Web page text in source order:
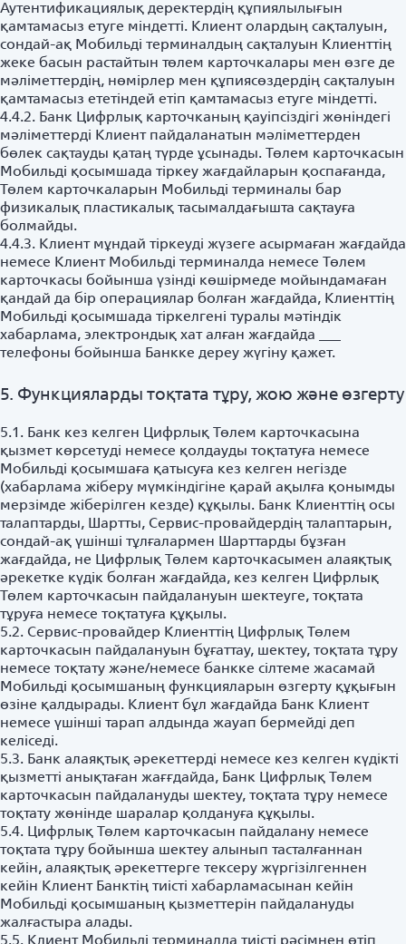
Аутентификациялық деректердің құпиялылығын
қамтамасыз етуге міндетті. Клиент олардың сақталуын,
сондай-ақ Мобильді терминалдың сақталуын Клиенттің
жеке басын растайтын төлем карточкалары мен өзге де
мәліметтердің, нөмірлер мен құпиясөздердің сақталуын
қамтамасыз ететіндей етіп қамтамасыз етуге міндетті.
4.4.2. Банк Цифрлық карточканың қауіпсіздігі жөніндегі
мәліметтерді Клиент пайдаланатын мәліметтерден
бөлек сақтауды қатаң түрде ұсынады. Төлем карточкасын
Мобильді қосымшада тіркеу жағдайларын қоспағанда,
Төлем карточкаларын Мобильді терминалы бар
физикалық пластикалық тасымалдағышта сақтауға
болмайды.
4.4.3. Клиент мұндай тіркеуді жүзеге асырмаған жағдайда
немесе Клиент Мобильді терминалда немесе Төлем
карточкасы бойынша үзінді көшірмеде мойындамаған
қандай да бір операциялар болған жағдайда, Клиенттің
Мобильді қосымшада тіркелгені туралы мәтіндік
хабарлама, электрондық хат алған жағдайда ___
телефоны бойынша Банкке дереу жүгіну қажет.
5. Функцияларды тоқтата тұру, жою және өзгерту
5.1. Банк кез келген Цифрлық Төлем карточкасына
қызмет көрсетуді немесе қолдауды тоқтатуға немесе
Мобильді қосымшаға қатысуға кез келген негізде
(хабарлама жіберу мүмкіндігіне қарай ақылға қонымды
мерзімде жіберілген кезде) құқылы. Банк Клиенттің осы
талаптарды, Шартты, Сервис-провайдердің талаптарын,
сондай-ақ үшінші тұлғалармен Шарттарды бұзған
жағдайда, не Цифрлық Төлем карточкасымен алаяқтық
әрекетке күдік болған жағдайда, кез келген Цифрлық
Төлем карточкасын пайдалануын шектеуге, тоқтата
тұруға немесе тоқтатуға құқылы.
5.2. Сервис-провайдер Клиенттің Цифрлық Төлем
карточкасын пайдалануын бұғаттау, шектеу, тоқтата тұру
немесе тоқтату және/немесе банкке сілтеме жасамай
Мобильді қосымшаның функцияларын өзгерту құқығын
өзіне қалдырады. Клиент бұл жағдайда Банк Клиент
немесе үшінші тарап алдында жауап бермейді деп
келіседі.
5.3. Банк алаяқтық әрекеттерді немесе кез келген күдікті
қызметті анықтаған жағғдайда, Банк Цифрлық Төлем
карточкасын пайдалануды шектеу, тоқтата тұру немесе
тоқтату жөнінде шаралар қолдануға құқылы.
5.4. Цифрлық Төлем карточкасын пайдалану немесе
тоқтата тұру бойынша шектеу алынып тасталғаннан
кейін, алаяқтық әрекеттерге тексеру жүргізілгеннен
кейін Клиент Банктің тиісті хабарламасынан кейін
Мобильді қосымшаның қызметтерін пайдалануды
жалғастыра алады.
5.5. Клиент Мобильді терминалда тиісті рәсімнен өтіп